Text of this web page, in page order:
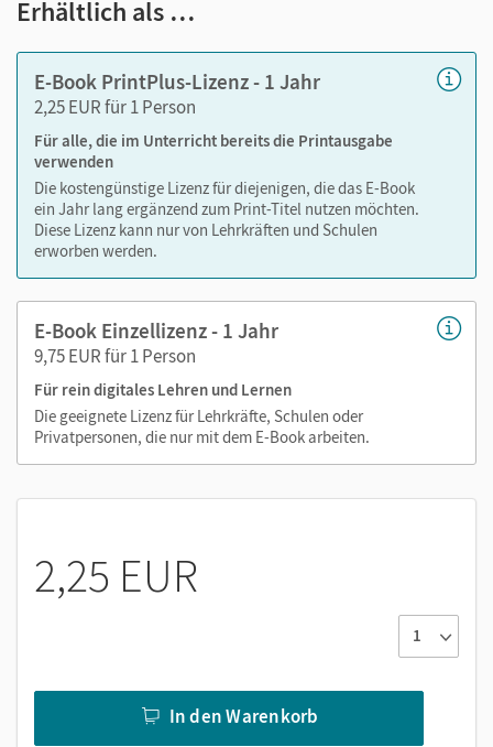
Lernen:
Notizen erstellen
Markierungen setzen
Text ergänzen
Lesezeichen hinzufügen
Suchen im Text
Zoomen
Erhältlich als …
E-Book PrintPlus-Lizenz - 1 Jahr
2,25 EUR für 1 Person
Für alle, die im Unterricht bereits die Printausgabe
verwenden
Die kostengünstige Lizenz für diejenigen, die das E-Book
ein Jahr lang ergänzend zum Print-Titel nutzen möchten.
Diese Lizenz kann nur von Lehrkräften und Schulen
erworben werden.
E-Book Einzellizenz - 1 Jahr
9,75 EUR für 1 Person
Für rein digitales Lehren und Lernen
Die geeignete Lizenz für Lehrkräfte, Schulen oder
Privatpersonen, die nur mit dem E-Book arbeiten.
2,25 EUR
In den Warenkorb